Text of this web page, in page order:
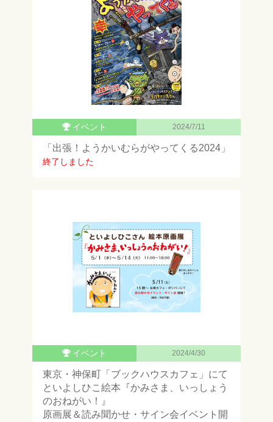
イベント 2024/7/11
「出張！ようかいむらがやってくる2024」
終了しました
イベント 2024/4/30
東京・神保町「ブックハウスカフェ」にて
といよしひこ絵本『かみさま、いっしょう
のおねがい！』
原画展＆読み聞かせ・サイン会イベント開